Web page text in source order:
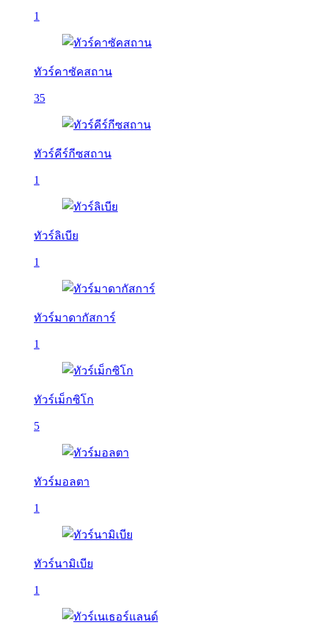
1
ทัวร์คาซัคสถาน
35
ทัวร์คีร์กีซสถาน
1
ทัวร์ลิเบีย
1
ทัวร์มาดากัสการ์
1
ทัวร์เม็กซิโก
5
ทัวร์มอลตา
1
ทัวร์นามิเบีย
1